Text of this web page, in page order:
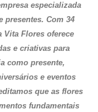
especializada
presentes. Com 34
Vita Flores oferece
e criativas para
como presente,
e eventos
que as flores
fundamentais